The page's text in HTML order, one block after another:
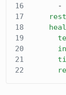
      -